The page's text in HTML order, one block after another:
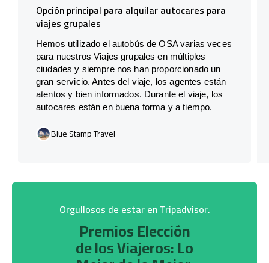
Opción principal para alquilar autocares para
viajes grupales
Hemos utilizado el autobús de OSA varias veces
para nuestros Viajes grupales en múltiples
ciudades y siempre nos han proporcionado un
gran servicio. Antes del viaje, los agentes están
atentos y bien informados. Durante el viaje, los
autocares están en buena forma y a tiempo.
Blue Stamp Travel
Orgullosos de estar en Tripadvisor.
Premios Elección
de los Viajeros: Lo